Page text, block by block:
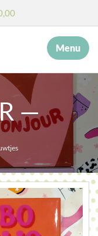
Menu
—
×